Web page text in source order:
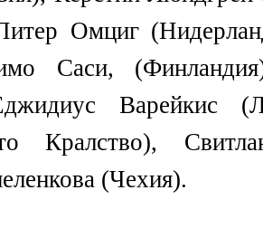
Омциг
Саси,
Варейкис
Кралство),
(Чехия).